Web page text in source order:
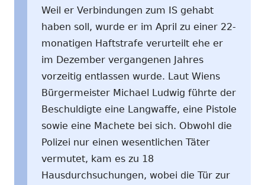
Weil er Verbindungen zum IS gehabt
haben soll, wurde er im April zu einer 22-
monatigen Haftstrafe verurteilt ehe er
im Dezember vergangenen Jahres
vorzeitig entlassen wurde. Laut Wiens
Bürgermeister Michael Ludwig führte der
Beschuldigte eine Langwaffe, eine Pistole
sowie eine Machete bei sich. Obwohl die
Polizei nur einen wesentlichen Täter
vermutet, kam es zu 18
Hausdurchsuchungen, wobei die Tür zur